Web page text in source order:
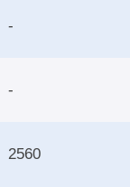
-
-
2560